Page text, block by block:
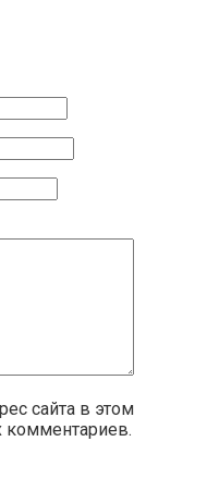
сайта в этом
комментариев.